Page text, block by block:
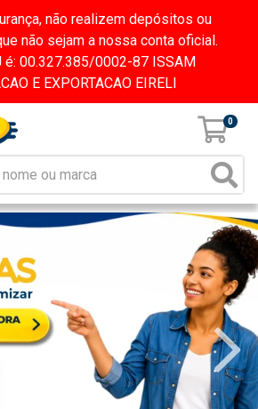
não realizem depósitos ou
não sejam a nossa conta oficial.
é: 00.327.385/0002-87 ISSAM
E EXPORTACAO EIRELI
0